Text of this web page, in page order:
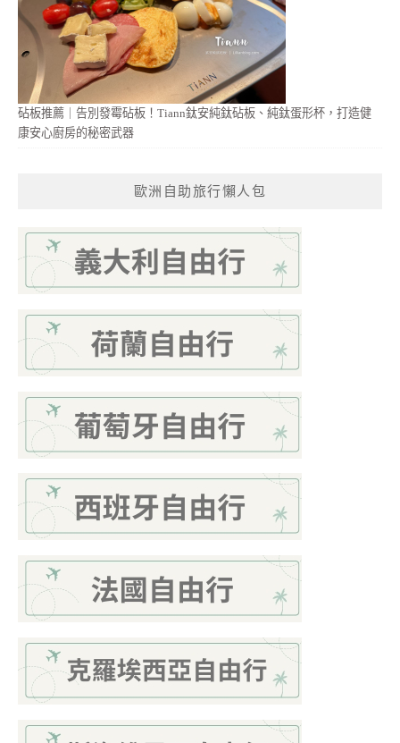
砧板推薦｜告別發霉砧板！Tiann鈦安純鈦砧板、純鈦蛋形杯，打造健
康安心廚房的秘密武器
歐洲自助旅行懶人包